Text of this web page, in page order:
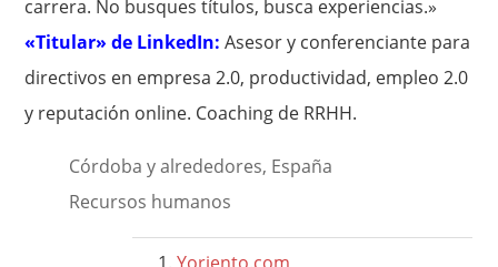
carrera. No busques títulos, busca experiencias.»
«Titular» de LinkedIn:Asesor y conferenciante para
directivos en empresa 2.0, productividad, empleo 2.0
y reputación online. Coaching de RRHH.
Córdoba y alrededores, España
Recursos humanos